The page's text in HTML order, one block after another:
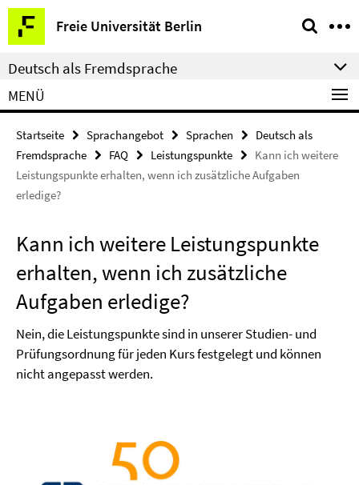
Springe
direkt
zu
Inhalt
Freie Universität Berlin
Service-
Navigation
Deutsch als Fremdsprache
MENÜ
Startseite Sprachangebot Sprachen
Deutsch als
Fremdsprache
FAQ Leistungspunkte
Kann ich weitere
Leistungspunkte erhalten, wenn ich zusätzliche Aufgaben
erledige?
Kann ich weitere Leistungspunkte
erhalten, wenn ich zusätzliche
Aufgaben erledige?
Nein, die Leistungspunkte sind in unserer Studien- und
Prüfungsordnung für jeden Kurs festgelegt und können
nicht angepasst werden.